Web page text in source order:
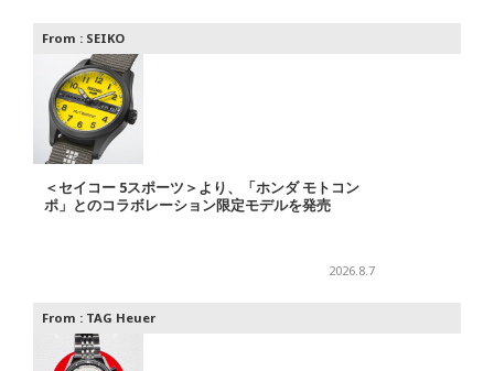
From : SEIKO
＜セイコー 5スポーツ＞より、「ホンダ モトコン
ポ」とのコラボレーション限定モデルを発売
2026.8.7
From : TAG Heuer